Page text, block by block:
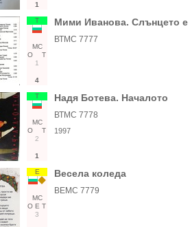
1
Т
МС
О
Т
1
4
Мими Иванова. Слънцето е
ВТМС 7777
Т
МС
О
Т
2
1
Надя Ботева. Началото
ВТМС 7778
1997
Е
МС
О Е Т
3
Весела коледа
ВЕМС 7779